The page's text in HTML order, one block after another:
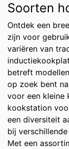
Soorten
Ontdek een
zijn voor
variëren van
betreft
op zoek bent
voor een kleine
kookstation
een diversiteit
bij
Met een